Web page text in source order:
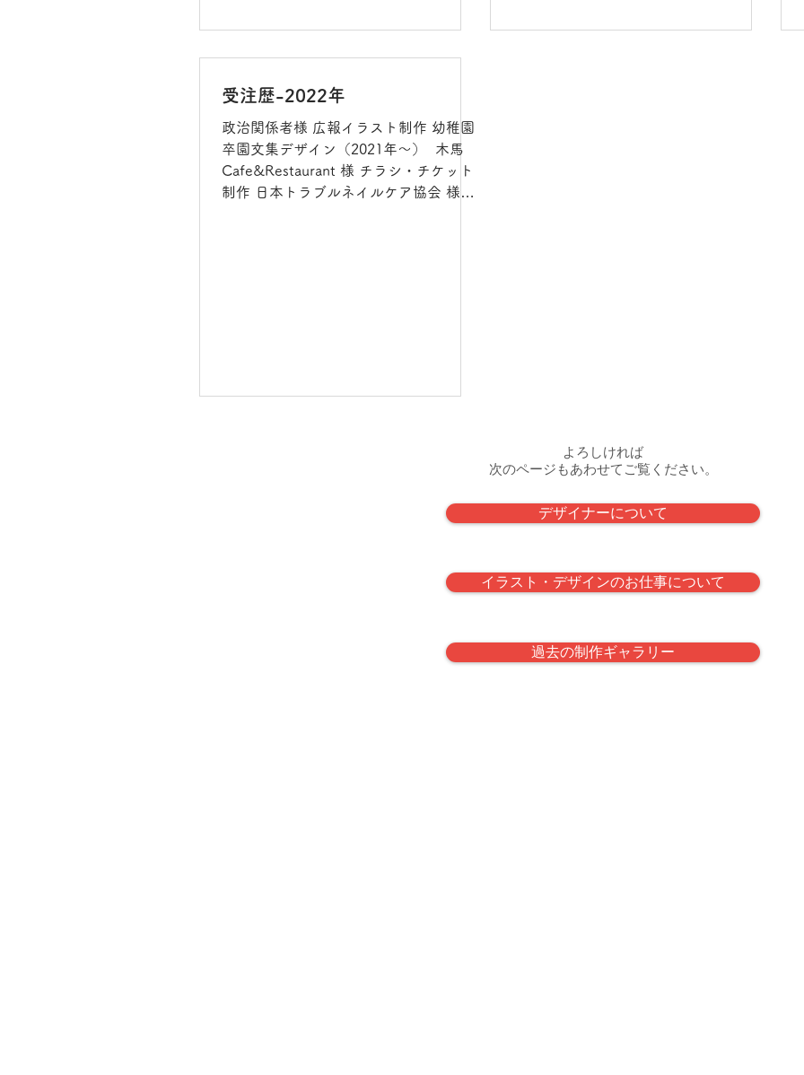
受注歴-2022年
政治関係者様 広報イラスト制作 幼稚園
卒園文集デザイン（2021年～） ​ 木馬
Cafe&Restaurant 様 チラシ・チケット
制作 日本トラブルネイルケア協会 様
よろしければ
次のページもあわせてご覧ください。
デザイナーについて
イラスト・デザインのお仕事について
過去の制作ギャラリー